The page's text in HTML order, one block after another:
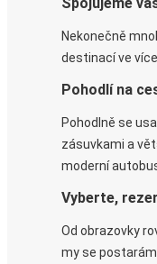
Nekonečně
destinací ve
Pohodlí na
Pohodlně se
zásuvkami a
moderní
Vyberte,
Od obrazovky
my se